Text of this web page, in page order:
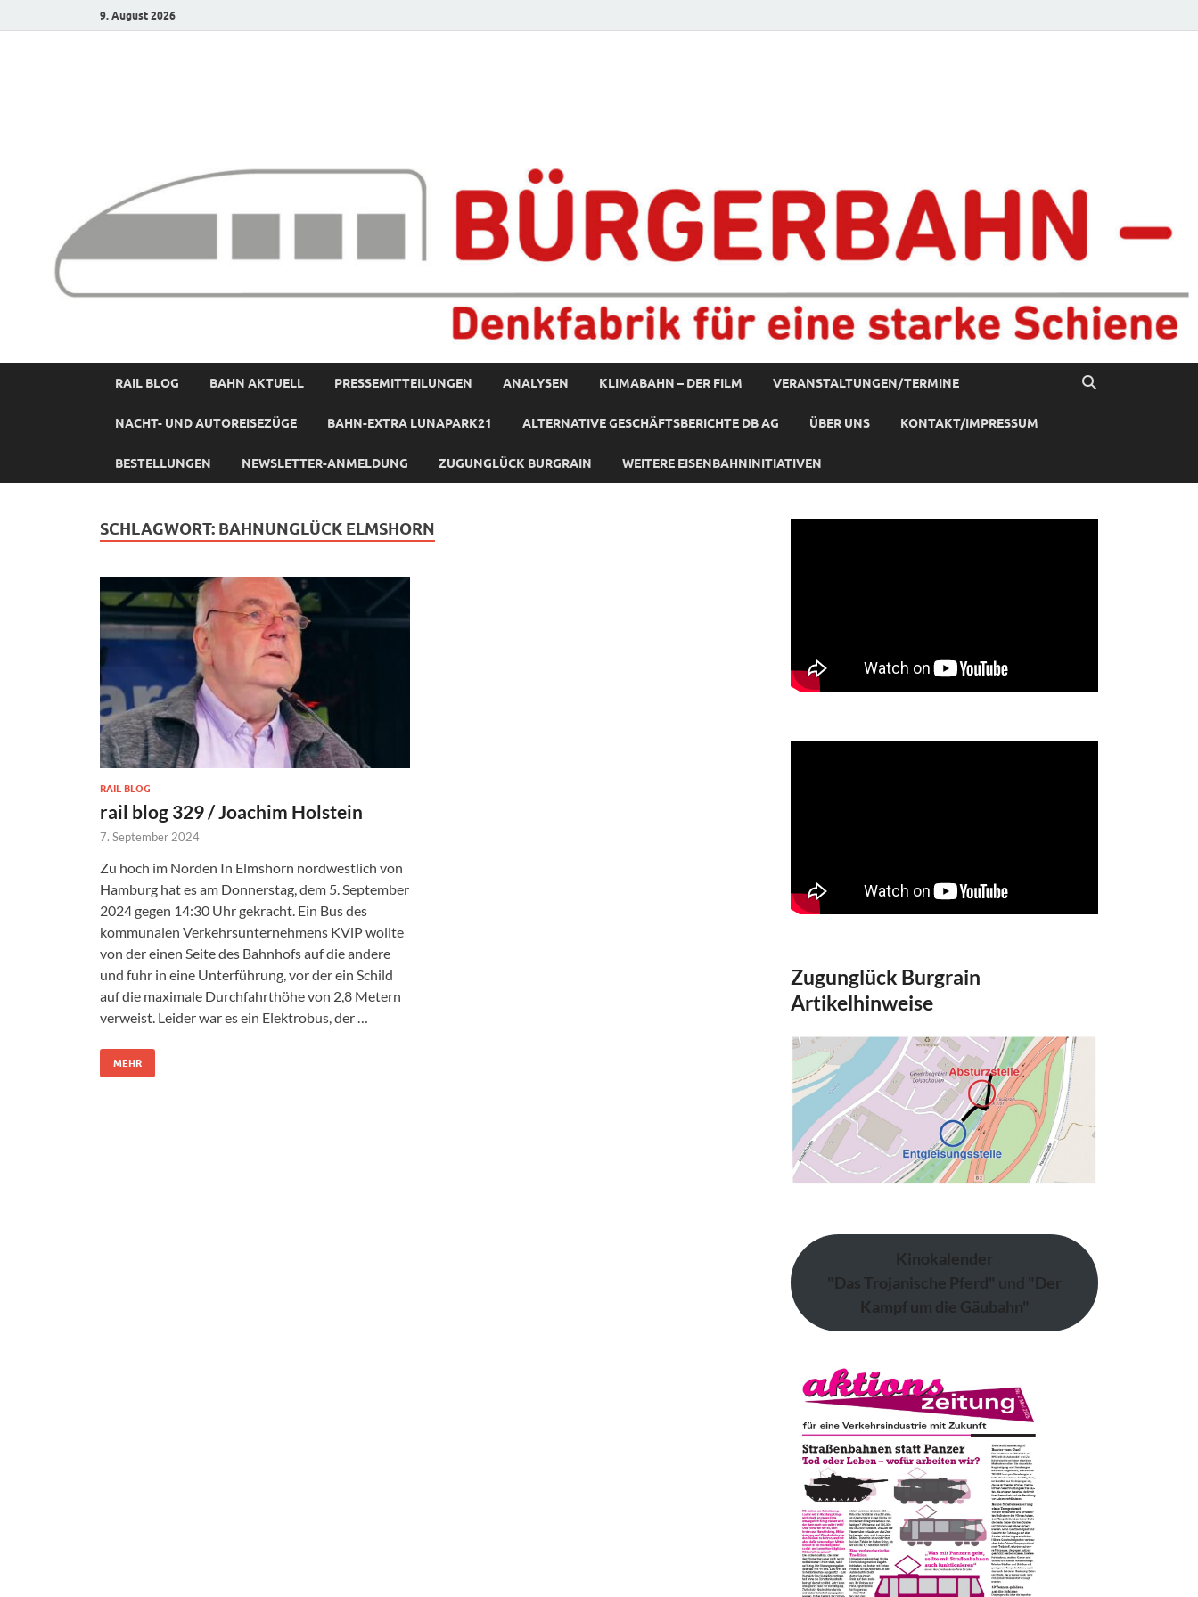
9. August 2026
RAIL BLOG BAHN AKTUELL PRESSEMITTEILUNGEN ANALYSEN KLIMABAHN – DER FILM VERANSTALTUNGEN/TERMINE
NACHT- UND AUTOREISEZÜGE BAHN-EXTRA LUNAPARK21 ALTERNATIVE GESCHÄFTSBERICHTE DB AG ÜBER UNS KONTAKT/IMPRESSUM
BESTELLUNGEN NEWSLETTER-ANMELDUNG ZUGUNGLÜCK BURGRAIN WEITERE EISENBAHNINITIATIVEN
SCHLAGWORT: BAHNUNGLÜCK ELMSHORN
RAIL BLOG
rail blog 329 / Joachim Holstein
7. September 2024
Zu hoch im Norden In Elmshorn nordwestlich von
Hamburg hat es am Donnerstag, dem 5. September
2024 gegen 14:30 Uhr gekracht. Ein Bus des
kommunalen Verkehrsunternehmens KViP wollte
von der einen Seite des Bahnhofs auf die andere
und fuhr in eine Unterführung, vor der ein Schild
auf die maximale Durchfahrthöhe von 2,8 Metern
verweist. Leider war es ein Elektrobus, der …
MEHR
Zugunglück Burgrain
Artikelhinweise
Kinokalender
"Das Trojanische Pferd" und "Der
Kampf um die Gäubahn"